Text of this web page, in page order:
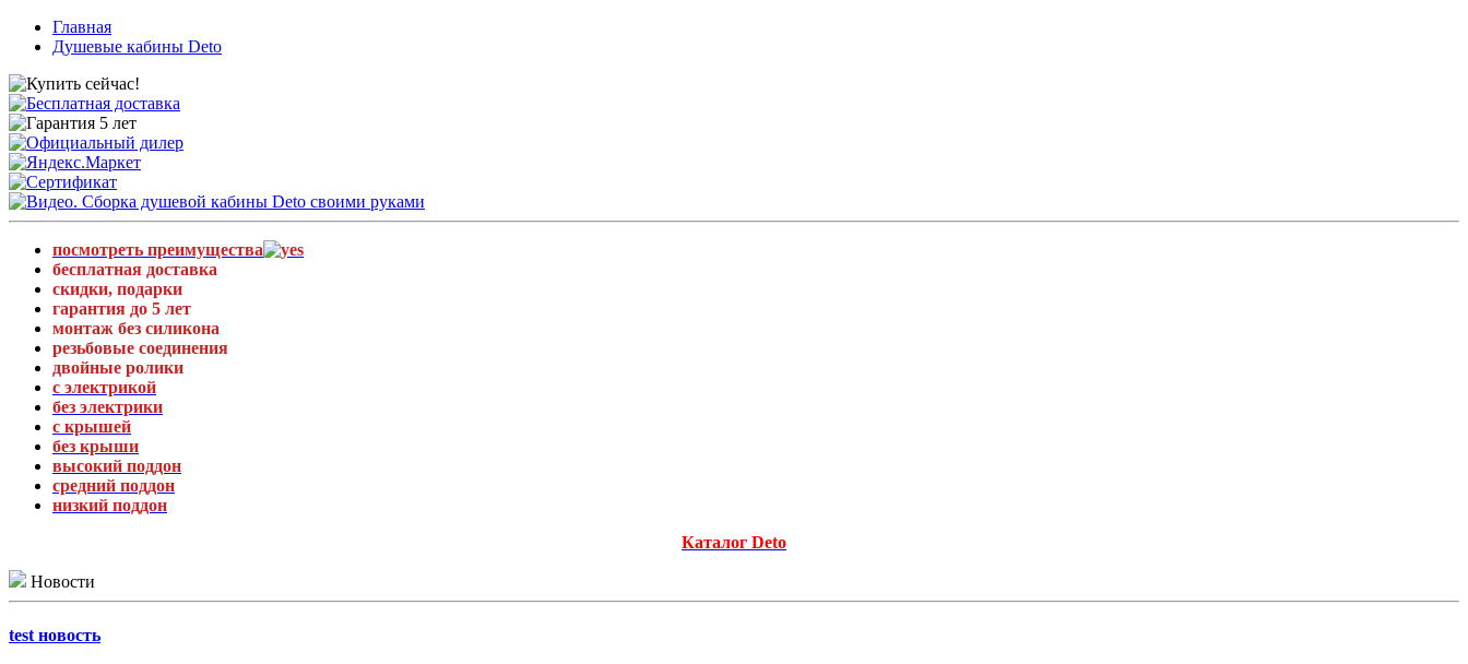
Главная
Душевые кабины Deto
посмотреть преимущества
бесплатная доставка
скидки, подарки
гарантия до 5 лет
монтаж без силикона
резьбовые соединения
двойные ролики
с электрикой
без электрики
с крышей
без крыши
высокий поддон
средний поддон
низкий поддон
Каталог Deto
Новости
test новость